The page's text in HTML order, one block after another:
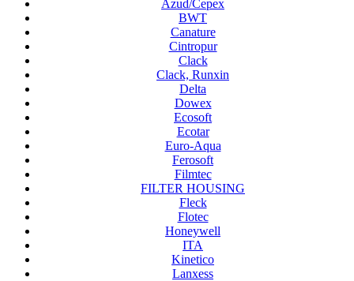
Azud/Cepex
BWT
Canature
Cintropur
Clack
Clack, Runxin
Delta
Dowex
Ecosoft
Ecotar
Euro-Aqua
Ferosoft
Filmtec
FILTER HOUSING
Fleck
Flotec
Honeywell
ITA
Kinetico
Lanxess